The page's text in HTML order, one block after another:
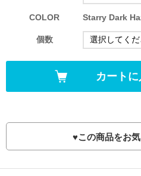
COLOR Starry Dark
個数
♥この商品をお